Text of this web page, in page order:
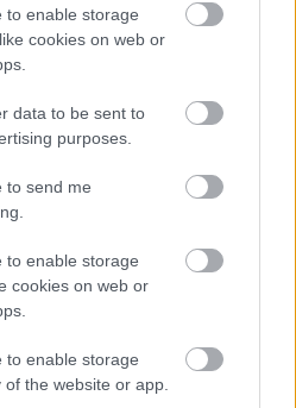
to enable storage
cookies on web or
data to be sent to
purposes.
to send me
to enable storage
cookies on web or
to enable storage
the website or app.
cikkeink
mint Európa?